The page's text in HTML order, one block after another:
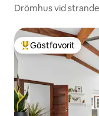
Drömhus vid
Populär gästfavorit
Gästfavorit